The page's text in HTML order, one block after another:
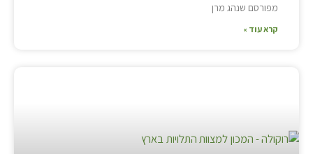
מפורסם שנהג מרן
קרא עוד »